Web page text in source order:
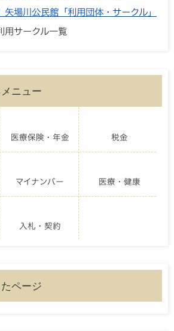
矢場川公民館「利用団体・サークル」
用サークル一覧
ニュー
医療保険・年金 税金
マイナンバー 医療・健康
入札・契約
ページ